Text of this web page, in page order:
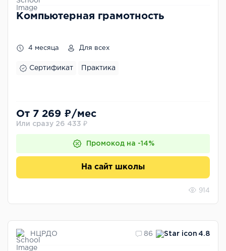
Компьютерная грамотность
4 месяца Для всех
Сертификат Практика
От 7 269 ₽/мес
Или сразу 26 433 ₽
Промокод на -14%
На сайт школы
914
НЦРДО 86 4.8